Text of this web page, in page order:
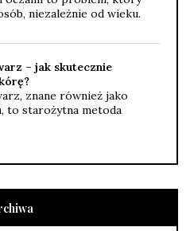
niezależnie od wieku.
– jak skutecznie
znane również jako
to starożytna metoda